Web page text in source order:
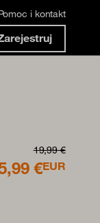
i kontakt
19,99 €
€EUR